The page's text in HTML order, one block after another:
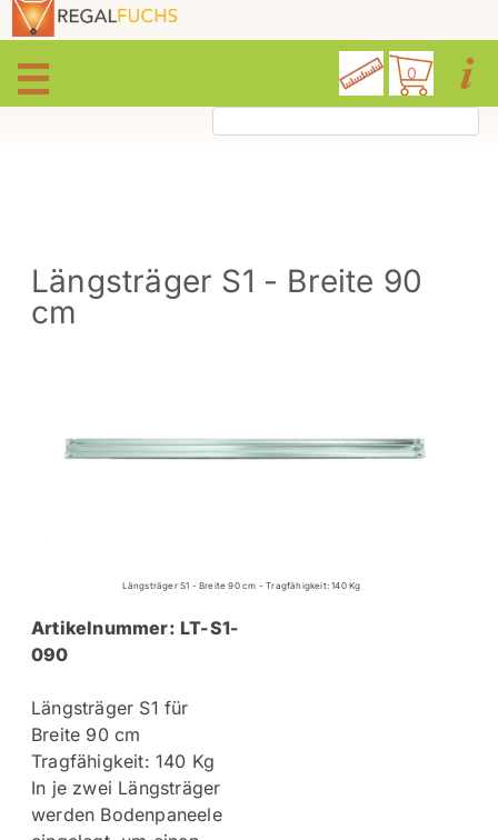
0
Längsträger S1 - Breite 90
cm
Längsträger S1 - Breite 90 cm - Tragfähigkeit: 140 Kg
Artikelnummer: LT-S1-
090
Längsträger S1 für
Breite 90 cm
Tragfähigkeit: 140 Kg
In je zwei Längsträger
werden Bodenpaneele